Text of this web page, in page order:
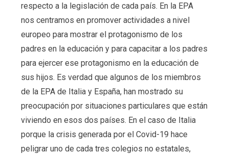
respecto a la legislación de cada país. En la EPA
nos centramos en promover actividades a nivel
europeo para mostrar el protagonismo de los
padres en la educación y para capacitar a los padres
para ejercer ese protagonismo en la educación de
sus hijos. Es verdad que algunos de los miembros
de la EPA de Italia y España, han mostrado su
preocupación por situaciones particulares que están
viviendo en esos dos países. En el caso de Italia
porque la crisis generada por el Covid-19 hace
peligrar uno de cada tres colegios no estatales,